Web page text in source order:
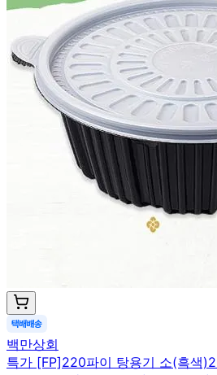
백만상회
특가 [FP]220파이 탕용기 소(흑색